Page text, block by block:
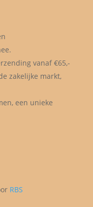
vanaf €65,-
zakelijke markt,
een unieke
RBS